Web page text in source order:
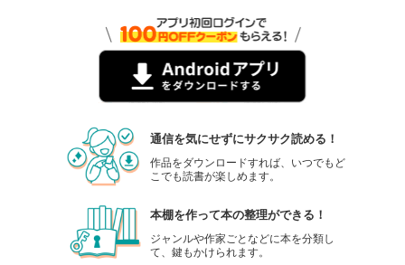
通信を気にせずにサクサク読める！
作品をダウンロードすれば、いつでもど
こでも読書が楽しめます。
本棚を作って本の整理ができる！
ジャンルや作家ごとなどに本を分類し
て、鍵もかけられます。